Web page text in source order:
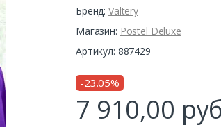
Бренд: Valtery
Магазин: Postel Deluxe
Артикул: 887429
-23.05%
7 910,00